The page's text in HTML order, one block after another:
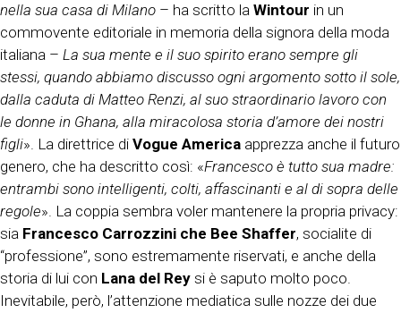
nella sua casa di Milano – ha scritto la Wintour in un
commovente editoriale in memoria della signora della moda
italiana – La sua mente e il suo spirito erano sempre gli
stessi, quando abbiamo discusso ogni argomento sotto il sole,
dalla caduta di Matteo Renzi, al suo straordinario lavoro con
le donne in Ghana, alla miracolosa storia d’amore dei nostri
figli». La direttrice di Vogue America apprezza anche il futuro
genero, che ha descritto così: «Francesco è tutto sua madre:
entrambi sono intelligenti, colti, affascinanti e al di sopra delle
regole». La coppia sembra voler mantenere la propria privacy:
sia Francesco Carrozzini che Bee Shaffer, socialite di
“professione”, sono estremamente riservati, e anche della
storia di lui con Lana del Rey si è saputo molto poco.
Inevitabile, però, l’attenzione mediatica sulle nozze dei due